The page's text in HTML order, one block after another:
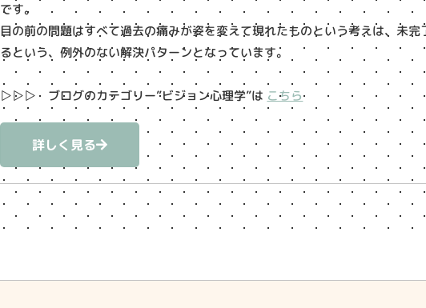
です。
目の前の問題はすべて過去の痛みが姿を変えて現れたものという考えは、未
るという、例外のない解決パターンとなっています。
▷▷▷ ブログのカテゴリー”ビジョン心理学”は こちら
詳しく見る